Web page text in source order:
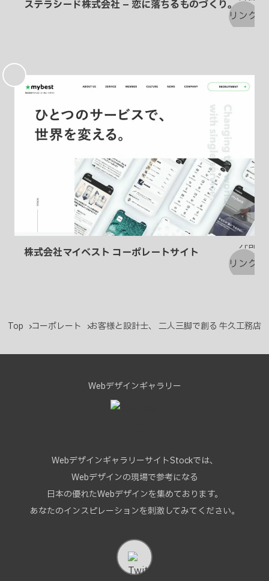
ステラシード株式会社 – 恋に落ちるものづくり。
株式会社マイベスト コーポレートサイト
気
入
Top コーポレート お客様と設計士、 二人三脚で創る 牛久工務店
Webデザインギャラリー
WebデザインギャラリーサイトStockでは、
Webデザインの現場で参考になる
日本の優れたWebデザインを集めております。
あなたのインスピレーションを刺激してみてください。